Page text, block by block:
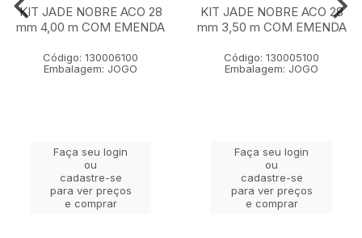
KIT JADE NOBRE ACO 28
mm 4,00 m COM EMENDA
Código: 130006100
Embalagem: JOGO
Faça seu login
ou
cadastre-se
para ver preços
e comprar
KIT JADE NOBRE ACO 28
mm 3,50 m COM EMENDA
Código: 130005100
Embalagem: JOGO
Faça seu login
ou
cadastre-se
para ver preços
e comprar